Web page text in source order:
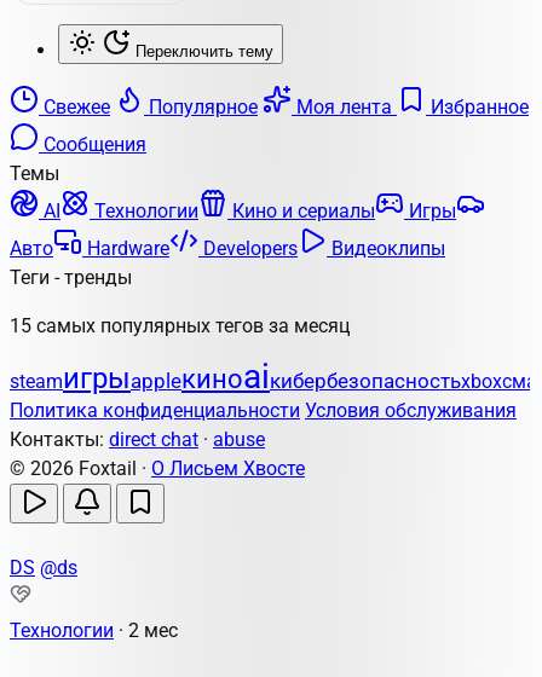
Переключить тему
Свежее Популярное Моя лента
Избранное
Сообщения
Темы
AI
Технологии Кино и сериалы
Игры
Авто
Hardware Developers
Видеоклипы
Теги - тренды
15 самых популярных тегов за месяц
steamигрыappleкиноaiкибербезопасностьxbox
Политика конфиденциальности Условия обслуживания
Контакты: direct chat · abuse
© 2026 Foxtail · О Лисьем Хвосте
DS @ds
Технологии · 2 мес